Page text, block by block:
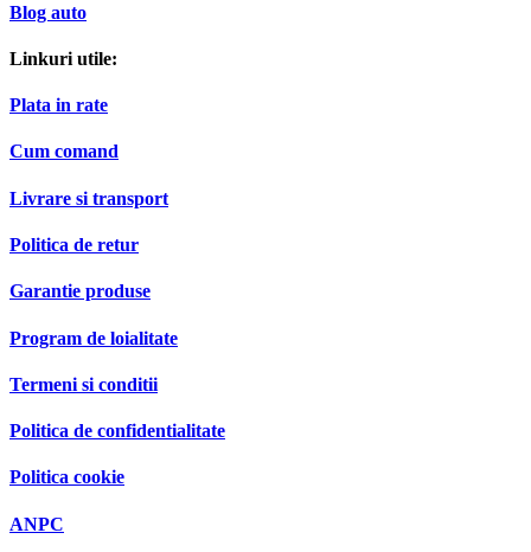
Blog auto
Linkuri utile:
Plata in rate
Cum comand
Livrare si transport
Politica de retur
Garantie produse
Program de loialitate
Termeni si conditii
Politica de confidentialitate
Politica cookie
ANPC